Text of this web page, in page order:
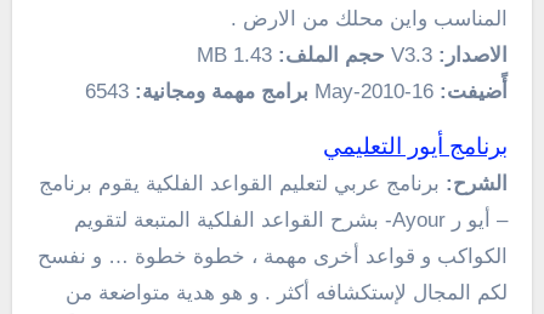
المناسب واين محلك من الارض .
الاصدار:
حجم الملف:
أًضيفت:
برامج مهمة ومجانية:
برنامج أيور التعليمي
الشرح: برنامج عربي لتعليم القواعد الفلكية يقوم برنامج
– أيو ر Ayour- بشرح القواعد الفلكية المتبعة لتقويم
الكواكب و قواعد أخرى مهمة ، خطوة خطوة … و نفسح
لكم المجال لإستكشافه أكثر . و هو هدية متواضعة من